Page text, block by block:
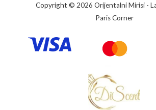
Copyright © 2026 Orijentalni Mirisi -
Paris Corner